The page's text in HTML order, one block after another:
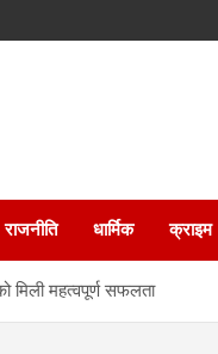
राजनीति धार्मिक क्राइम
मिली महत्वपूर्ण सफलता